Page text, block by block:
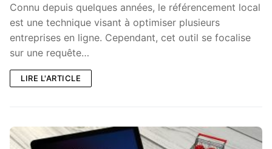
Connu depuis quelques années, le référencement local
est une technique visant à optimiser plusieurs
entreprises en ligne. Cependant, cet outil se focalise
sur une requête…
LIRE L'ARTICLE